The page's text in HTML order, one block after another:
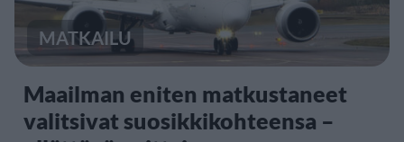
MATKAILU
Maailman eniten matkustaneet
valitsivat suosikkikohteensa –